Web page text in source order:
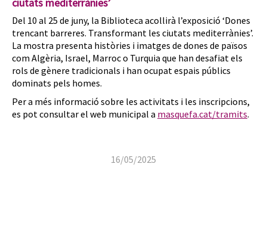
Del 10 al 25 de juny, la Biblioteca acollirà l’exposició ‘Dones
trencant barreres. Transformant les ciutats mediterrànies’.
La mostra presenta històries i imatges de dones de països
com Algèria, Israel, Marroc o Turquia que han desafiat els
rols de gènere tradicionals i han ocupat espais públics
dominats pels homes.
Per a més informació sobre les activitats i les inscripcions,
es pot consultar el web municipal a masquefa.cat/tramits.
16/05/2025